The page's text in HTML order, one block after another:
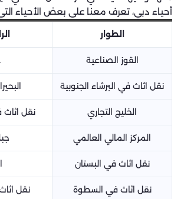
أحياء دبي، تعرف معنا على بعض الأحياء
الطوار
القوز الصناعية
نقل اثاث في البرشاء الجنوبية
الخليج التجاري نقل
المركز المالي العالمي
نقل اثاث في البستان
نقل اثاث في السطوة نقل